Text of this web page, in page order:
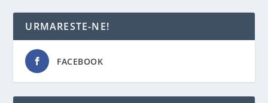
URMARESTE-NE!
FACEBOOK